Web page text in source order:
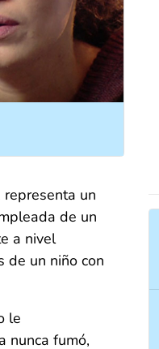
representa un
de un
a nivel
de un niño con
le
nunca fumó,